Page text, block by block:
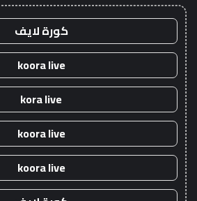
كورة لايف
koora live
kora live
koora live
koora live